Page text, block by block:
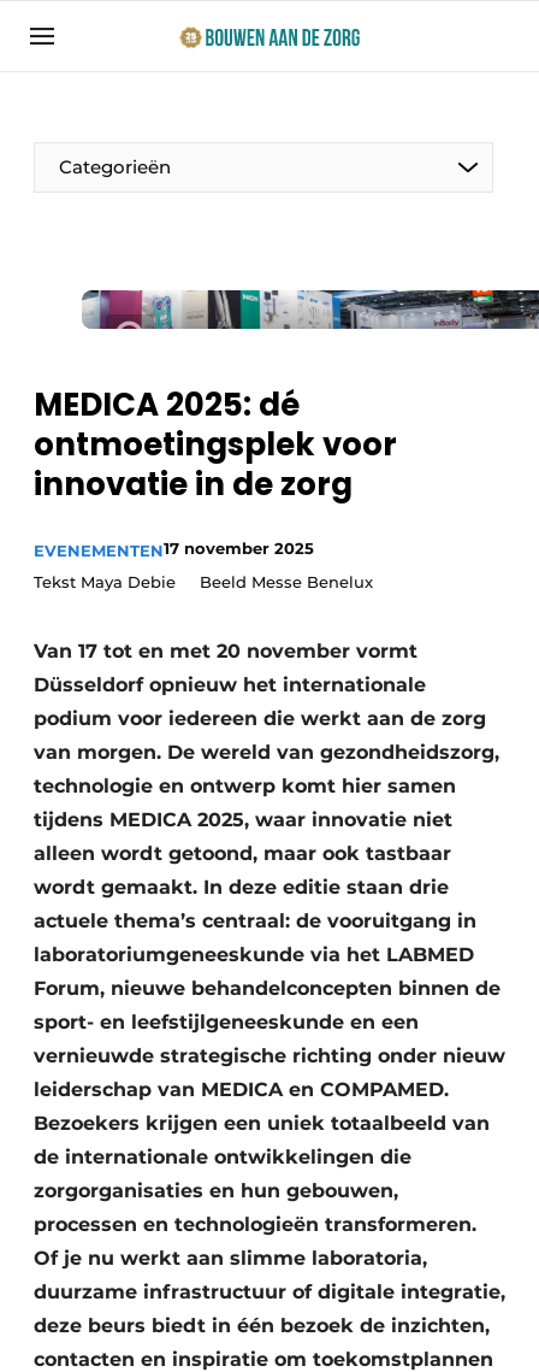
Aanmelden
Bedrijven
Bouwen aan de Zorg | Vakblad over bouw en
Direct contact
Jaarboek
Jubileumboek
Meest gelezen
Podcasts
Privacy / Cookie statement
Vacatures
Video’s
Categorieën
Productinformatie
Ziekenhuizen
Privéklinieken
MEDICA 2025: dé
ontmoetingsplek voor
innovatie in de zorg
EVENEMENTEN17 november 2025
Tekst Maya Debie Beeld Messe Benelux
Van 17 tot en met 20 november vormt
Düsseldorf opnieuw het internationale
podium voor iedereen die werkt aan de zorg
van morgen. De wereld van gezondheidszorg,
technologie en ontwerp komt hier samen
tijdens MEDICA 2025, waar innovatie niet
alleen wordt getoond, maar ook tastbaar
wordt gemaakt. In deze editie staan drie
actuele thema’s centraal: de vooruitgang in
laboratoriumgeneeskunde via het LABMED
Forum, nieuwe behandelconcepten binnen de
sport- en leefstijlgeneeskunde en een
vernieuwde strategische richting onder nieuw
leiderschap van MEDICA en COMPAMED.
Bezoekers krijgen een uniek totaalbeeld van
de internationale ontwikkelingen die
zorgorganisaties en hun gebouwen,
processen en technologieën transformeren.
Of je nu werkt aan slimme laboratoria,
duurzame infrastructuur of digitale integratie,
deze beurs biedt in één bezoek de inzichten,
contacten en inspiratie om toekomstplannen